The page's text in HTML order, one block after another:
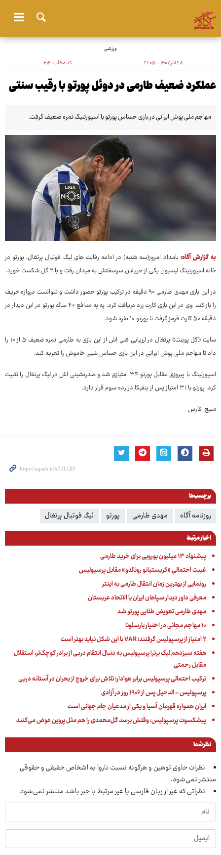
ورزشی
۲۸ آذر ۱۴۰۲ - ۲۱:۰۵ کد مطلب:۶۱۶
عملکرد ضعیف طارمی در دوئل پورتو با رقیب سنتی
مهاجم ملی پوش ایرانی در بازی حساس پورتو با اسپورتنیگ نمره ضعیف گرفت.
به گزارش آگاه:بامداد امروز(سه شنبه) در ادامه رقابت های لیگ فوتبال پرتغال، پورتو در
خانه اسپورتینگ لیسبون یکی از حریفان سرسختش به میدان رفت و با ۲ گل شکست خورد.
در این بازی مهدی طارمی ۹۰ دقیقه در ترکیب پورتو حضور داشت و نتوانست دروازه حریف
را باز کند. وی در این بازی کارت زرد دریافت کرد. په په مدافع ۴۰ ساله پورتو در این دیدار در
دقیقه ۵۰ کارت قرمز گرفت تا پورتو ۱۰ نفره شود.
سایت «گل پوینت» پرتغال در ارزیابی فنی اش از این بازی به طارمی نمره ضعیف ۵ از ۱۰ را
داد تا مهاجم ملی پوش ایرانی در این بازی حساس شبی خاموش را تجربه کند.
اسپورتینگ با پیروزی مقابل پورتو ۳۴ امتیازی شد و صدرنشینی اش در لیگ پرتغال را تثبیت
کرد. پورتو با ۳۱ امتیاز پس از بنفیکا در رده سوم قرار دارد.
منبع: فارس
برچسب‌ها
روزنامه آگاه مهدی طارمی پورتو لیگ فوتبال پرتغال
اخبار مرتبط
پیشنهاد ۱۳ میلیون یورویی برای خرید طارمی
غیبت احتمالی «کریستیانو رونالدو» مقابل پرسپولیس
رونمایی از بهترین زمان انتقال طارمی به اینتر
معرفی داور دیدار سپاهان ایران با الاتحاد عربستان
مهدی طارمی تعویض طلایی پورتو شد
۱۰ مهاجم مجانی در اختیار بارسلونا
۲ امتیاز از پرسپولیس گرفتند؛ VAR با این شکل نیاید بهتر است
هفته سیزدهم لیگ برتر| پرسپولیس به دنبال انتقام دربی از برادر کوچک‌تر، استقلال
مقابل رحمتی
ترکیب احتمالی پرسپولیس برابر هوادار؛ تلاش برای خروج از بحران در آستانه دربی
پرسپولیس - الدحیل پس از ۱۹۰۶ روز در آزادی
ایران همواره قهرمان آسیا و یکی از مدعیان جام جهانی است
پیشکسوت پرسپولیس:‌ وقتش برسد گل‌محمدی را هم مثل پروین عوض می‌کنند
نظر شما
نظرات حاوی توهین و هرگونه نسبت ناروا به اشخاص حقیقی و حقوقی
منتشر نمی‌شود.
نظراتی که غیر از زبان فارسی یا غیر مرتبط با خبر باشد منتشر نمی‌شود.